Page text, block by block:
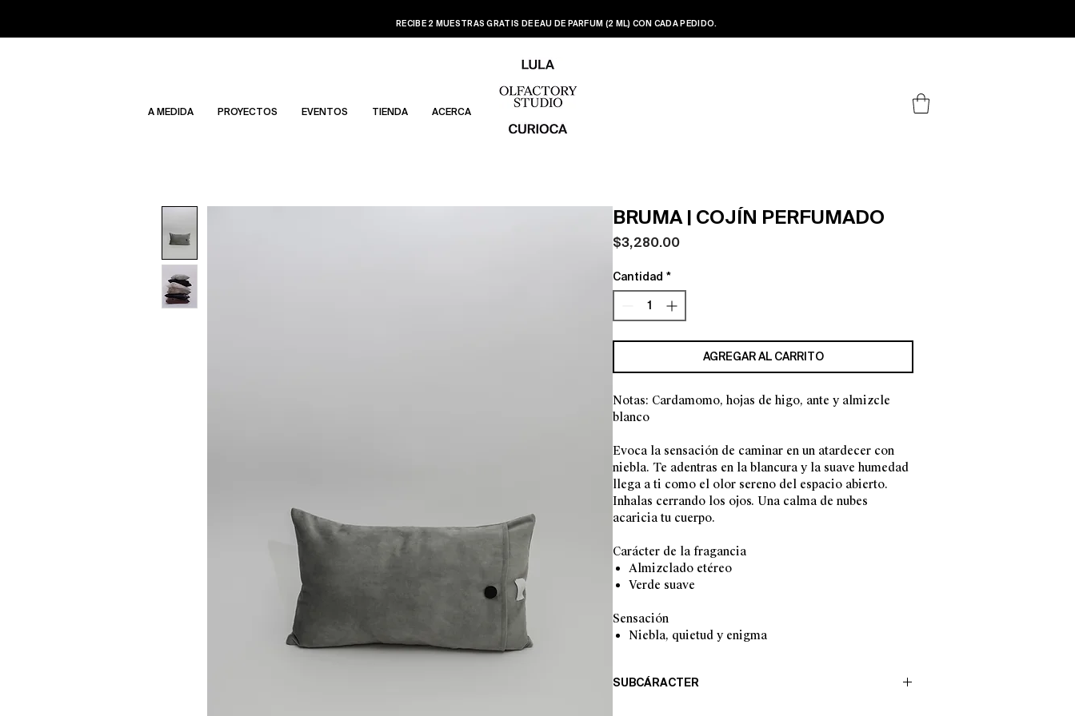
RECIBE 2 MUESTRAS GRATIS DE EAU DE PARFUM (2 ML) CON CADA PEDIDO.
A MEDIDA PROYECTOS EVENTOS TIENDA ACERCA
BRUMA | COJÍN PERFUMADO
$3,280.00Precio
Cantidad *
AGREGAR AL CARRITO
Notas: Cardamomo, hojas de higo, ante y almizcle
blanco
Evoca la sensación de caminar en un atardecer con
niebla. Te adentras en la blancura y la suave humedad
llega a ti como el olor sereno del espacio abierto.
Inhalas cerrando los ojos. Una calma de nubes
acaricia tu cuerpo.
Carácter de la fragancia
Almizclado etéreo
Verde suave
Sensación
Niebla, quietud y enigma
SUBCÁRACTER